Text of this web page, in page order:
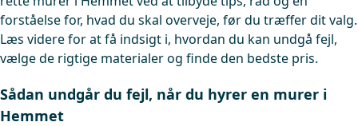
forståelse for, hvad du skal overveje, før du træffer dit valg.
Læs videre for at få indsigt i, hvordan du kan undgå fejl,
vælge de rigtige materialer og finde den bedste pris.
Sådan undgår du fejl, når du hyrer en murer i
Hemmet